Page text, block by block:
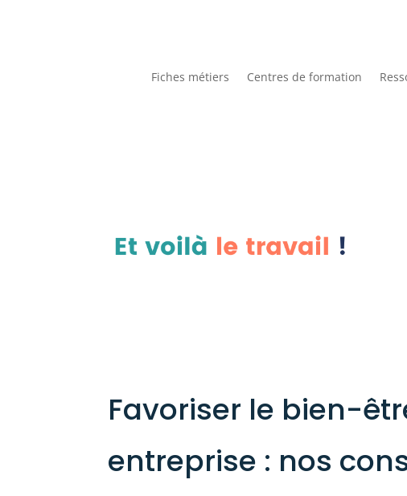
Fiches métiers Centres de formation
Favoriser le bien-
entreprise : nos